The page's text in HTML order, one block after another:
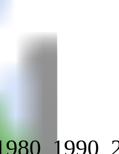
1990